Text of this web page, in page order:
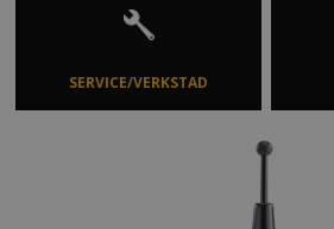
SERVICE/VERKSTAD